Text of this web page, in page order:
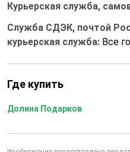
Курьерская служба,
Служба СДЭК, почтой
курьерская служба: Все
Где купить
Долина Подарков